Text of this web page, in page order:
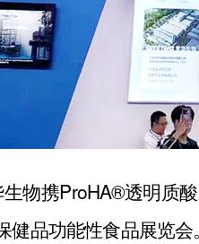
物携ProHA®透明质
品功能性食品展览会。